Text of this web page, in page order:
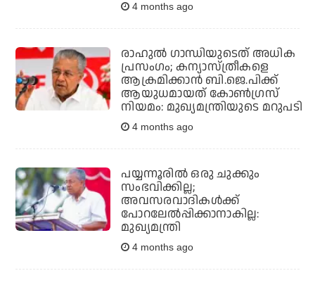
4 months ago
രാഹുല്‍ ഗാന്ധിയുടെത് അധിക
പ്രസംഗം; കന്യാസ്ത്രീകളെ
ആക്രമിക്കാന്‍ ബി.ജെ.പിക്ക്
ആയുധമായത് കോണ്‍ഗ്രസ്‌
നിയമം: മുഖ്യമന്ത്രിയുടെ മറുപടി
4 months ago
പയ്യന്നൂരില്‍ ഒരു ചുക്കും
സംഭവിക്കില്ല;
അവസരവാദികള്‍ക്ക്
പോറലേല്‍പ്പിക്കാനാകില്ല:
മുഖ്യമന്ത്രി
4 months ago